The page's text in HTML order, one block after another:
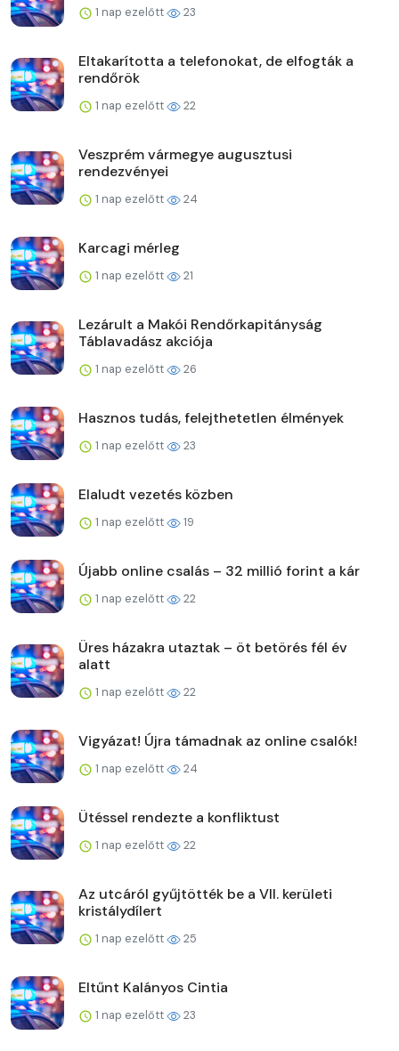
1 nap ezelőtt 23
Eltakarította a telefonokat, de elfogták a
rendőrök
1 nap ezelőtt 22
Veszprém vármegye augusztusi
rendezvényei
1 nap ezelőtt 24
Karcagi mérleg
1 nap ezelőtt 21
Lezárult a Makói Rendőrkapitányság
Táblavadász akciója
1 nap ezelőtt 26
Hasznos tudás, felejthetetlen élmények
1 nap ezelőtt 23
Elaludt vezetés közben
1 nap ezelőtt 19
Újabb online csalás – 32 millió forint a kár
1 nap ezelőtt 22
Üres házakra utaztak – öt betörés fél év
alatt
1 nap ezelőtt 22
Vigyázat! Újra támadnak az online csalók!
1 nap ezelőtt 24
Ütéssel rendezte a konfliktust
1 nap ezelőtt 22
Az utcáról gyűjtötték be a VII. kerületi
kristálydílert
1 nap ezelőtt 25
Eltűnt Kalányos Cintia
1 nap ezelőtt 23